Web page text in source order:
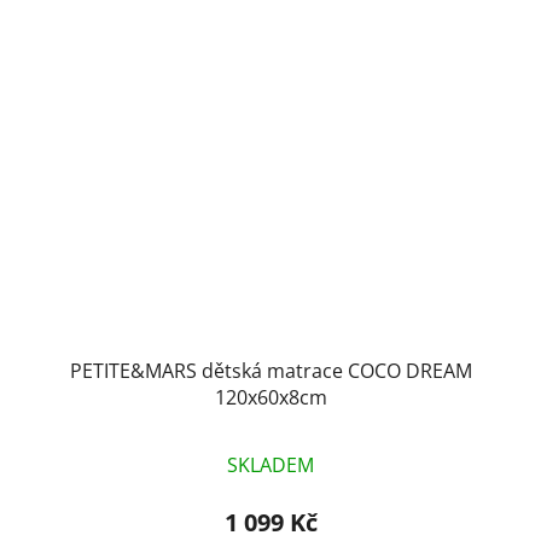
PETITE&MARS dětská matrace COCO DREAM
120x60x8cm
SKLADEM
1 099 Kč